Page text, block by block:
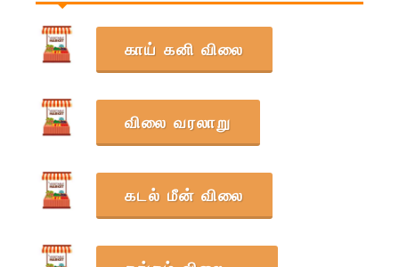
காய் கனி விலை
விலை வரலாறு
கடல் மீன் விலை